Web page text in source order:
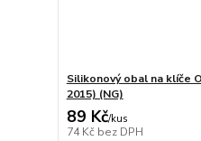
Silikonový obal na klíče
2015) (NG)
89 Kč/kus
74 Kč bez DPH